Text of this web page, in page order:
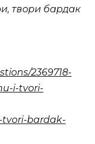
твори бардак
2369718-
i-tvori-
tvori-bardak-